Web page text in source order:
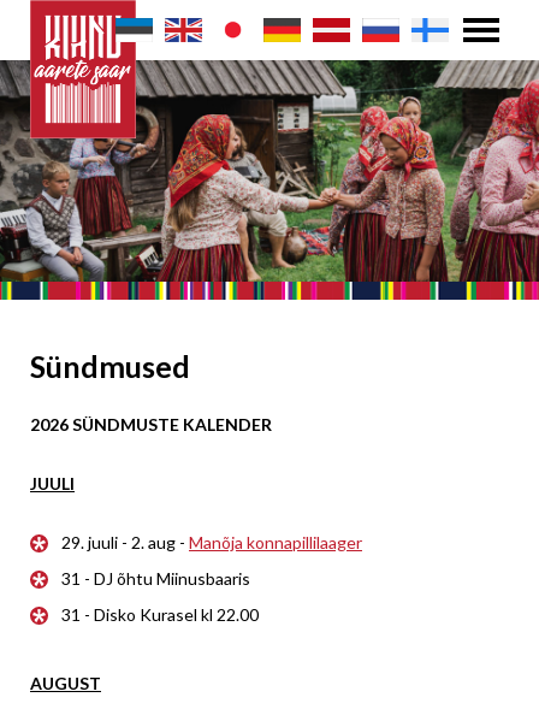
Sündmused
2026 SÜNDMUSTE KALENDER
JUULI
29. juuli - 2. aug - Manõja konnapillilaager
31 - DJ õhtu Miinusbaaris
31 - Disko Kurasel kl 22.00
AUGUST